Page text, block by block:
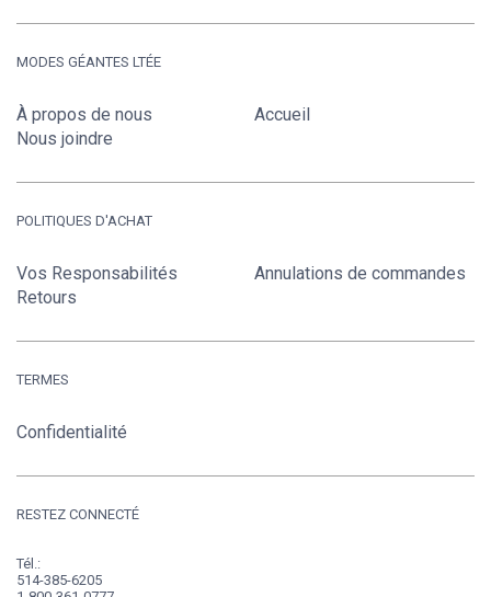
MODES GÉANTES LTÉE
À propos de nous
Nous joindre
Accueil
POLITIQUES D'ACHAT
Vos Responsabilités
Retours
Annulations de commandes
TERMES
Confidentialité
RESTEZ CONNECTÉ
Tél.:
514-385-6205